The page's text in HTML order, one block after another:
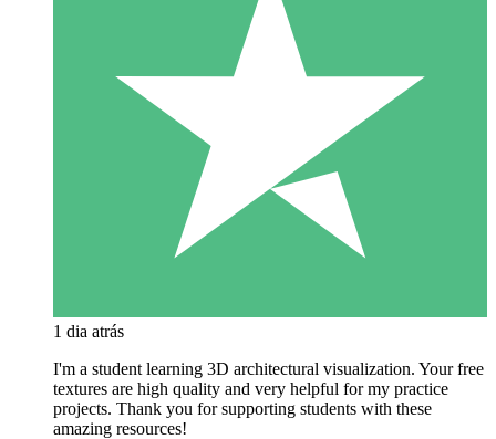
1 dia atrás
I'm a student learning 3D architectural visualization. Your free
textures are high quality and very helpful for my practice
projects. Thank you for supporting students with these
amazing resources!